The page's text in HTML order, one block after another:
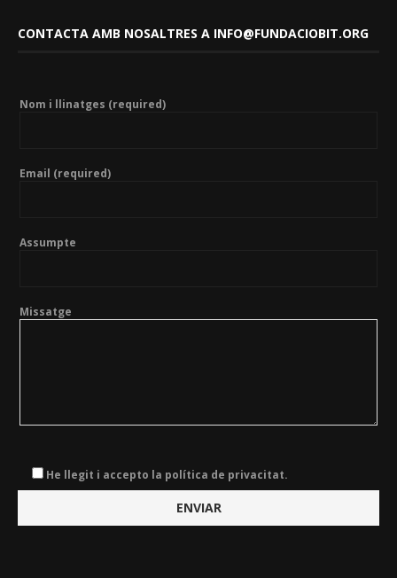
CONTACTA AMB NOSALTRES A INFO@FUNDACIOBIT.ORG
Nom i llinatges (required)
Email (required)
Assumpte
Missatge
He llegit i accepto la política de privacitat.